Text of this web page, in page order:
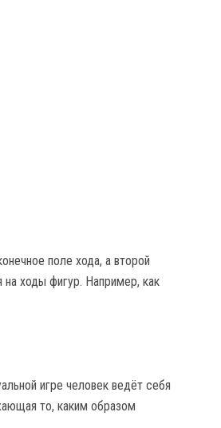
поле хода, а второй
ходы фигур. Например, как
игре человек ведёт себя
то, каким образом